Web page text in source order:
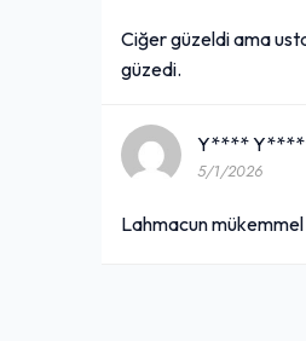
Ciğer güzeldi ama
güzedi.
Y****
5/1/2026
Lahmacun